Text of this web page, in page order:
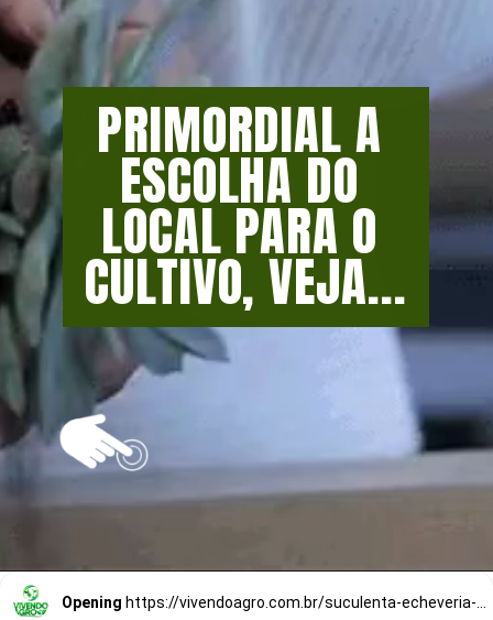
PRIMORDIAL A
ESCOLHA DO
LOCAL PARA O
CULTIVO, VEJA...
Opening